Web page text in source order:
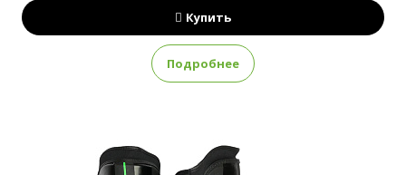
Купить
Подробнее